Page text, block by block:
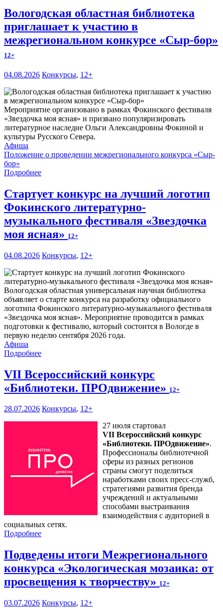
Вологодская областная библиотека
приглашает к участию в
межрегиональном конкурсе «Сыр-бор»
12+
04.08.2026 Конкурсы, 12+
Мероприятие организовано в рамках Фокинского фестиваля
«Звездочка моя ясная» и призвано популяризировать
литературное наследие Ольги Александровны Фокиной и
культуры Русского Севера.
Афиша
Положение о проведении межрегионального конкурса «Сыр-
бор»
Подробнее
Стартует конкурс на лучший логотип
Фокинского литературно-
музыкального фестиваля «Звездочка
моя ясная» 12+
04.08.2026 Конкурсы, 12+
Вологодская областная универсальная научная библиотека
объявляет о старте конкурса на разработку официального
логотипа Фокинского литературно-музыкального фестиваля
«Звездочка моя ясная». Мероприятие проводится в рамках
подготовки к фестивалю, который состоится в Вологде в
первую неделю сентября 2026 года.
Афиша
Подробнее
VII Всероссийский конкурс
«Библиотеки. ПРОдвижение» 12+
28.07.2026 Конкурсы, 12+
27 июля стартовал
VII Всероссийский конкурс
«Библиотеки. ПРОдвижение».
Профессионалы библиотечной
сферы из разных регионов
страны смогут поделиться
наработками своих пресс-служб,
стратегиями развития бренда
учреждений и актуальными
способами выстраивания
взаимодействия с аудиторией в
социальных сетях.
Подробнее
Подведены итоги Межрегионального
конкурса «Экологическая мозаика: от
просвещения к творчеству» 12+
03.07.2026 Конкурсы, 12+